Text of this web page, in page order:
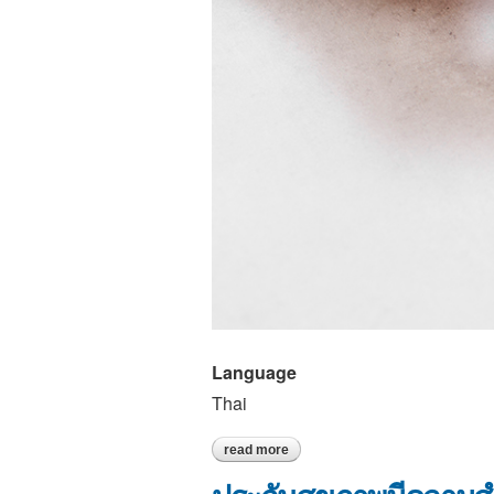
Language
Thai
read more about พ่อแม่ยุคใหม่ทำประกันชีวิตใ